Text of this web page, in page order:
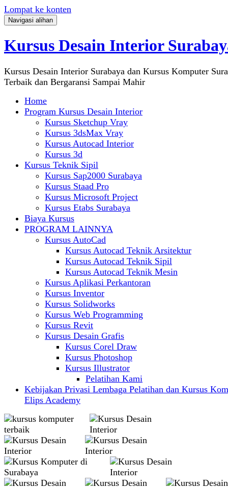
Lompat ke konten
Navigasi alihan
Kursus Desain Interior
Kursus Desain Interior Surabaya dan Kursus Komputer
Terbaik dan Bergaransi Sampai Mahir
Home
Program Kursus Desain Interior
Kursus Sketchup Vray
Kursus 3dsMax Vray
Kursus Autocad Interior
Kursus 3d
Kursus Teknik Sipil
Kursus Sap2000 Surabaya
Kursus Staad Pro
Kursus Microsoft Project
Kursus Etabs Surabaya
Biaya Kursus
PROGRAM LAINNYA
Kursus AutoCad
Kursus Autocad Teknik Arsitektur
Kursus Autocad Teknik Sipil
Kursus Autocad Teknik Mesin
Kursus Aplikasi Perkantoran
Kursus Inventor
Kursus Solidworks
Kursus Web Programming
Kursus Revit
Kursus Desain Grafis
Kursus Corel Draw
Kursus Photoshop
Kursus Illustrator
Pelatihan Kami
Kebijakan Privasi Lembaga Pelatihan dan Kursus
Elips Academy